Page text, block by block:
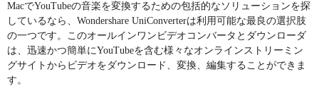
MacでYouTubeの音楽を変換するための包括的なソリューションを探
しているなら、Wondershare UniConverterは利用可能な最良の選択肢
の一つです。このオールインワンビデオコンバータとダウンローダ
は、迅速かつ簡単にYouTubeを含む様々なオンラインストリーミン
グサイトからビデオをダウンロード、変換、編集することができま
す。